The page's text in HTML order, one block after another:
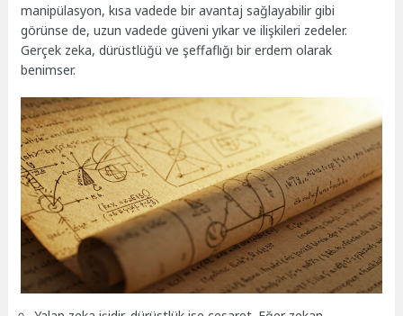
manipülasyon, kısa vadede bir avantaj sağlayabilir gibi
görünse de, uzun vadede güveni yıkar ve ilişkileri zedeler.
Gerçek zeka, dürüstlüğü ve şeffaflığı bir erdem olarak
benimser.